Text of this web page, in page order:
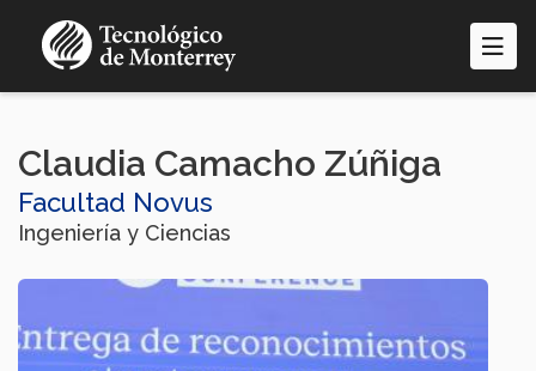
contenido
Claudia Camacho Zúñiga
Facultad Novus
Ingeniería y Ciencias